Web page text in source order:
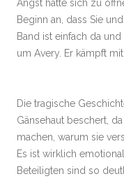
Angst hatte sich zu
Beginn an, dass Sie
Band ist einfach da
um Avery. Er kämpft
Die tragische
Gänsehaut beschert,
machen, warum sie
Es ist wirklich
Beteiligten sind so